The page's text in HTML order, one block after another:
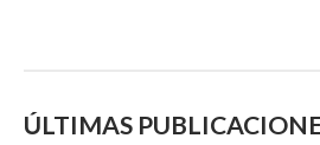
ÚLTIMAS